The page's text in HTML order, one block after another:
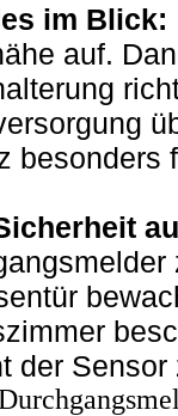
im Blick:
auf.
besonders
der